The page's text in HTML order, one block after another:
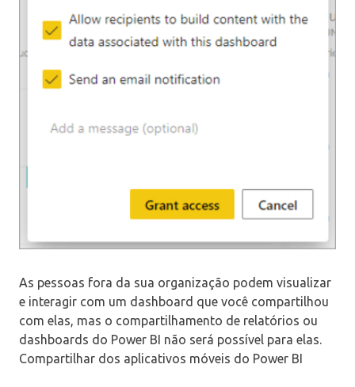
As pessoas fora da sua organização podem visualizar
e interagir com um dashboard que você compartilhou
com elas, mas o compartilhamento de relatórios ou
dashboards do Power BI não será possível para elas.
Compartilhar dos aplicativos móveis do Power BI